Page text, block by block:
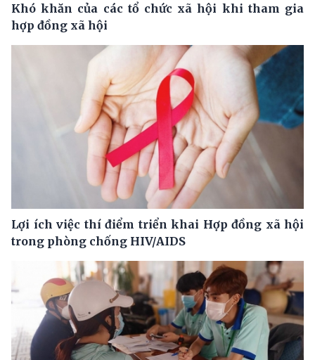
Khó khăn của các tổ chức xã hội khi tham gia
hợp đồng xã hội
Lợi ích việc thí điểm triển khai Hợp đồng xã hội
trong phòng chống HIV/AIDS